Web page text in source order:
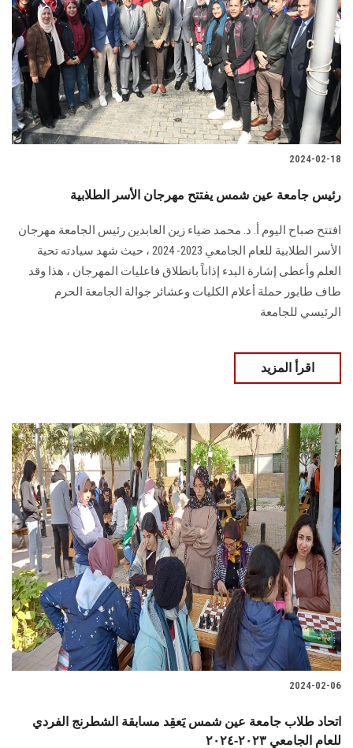
2024-02-18
رئيس جامعة عين شمس يفتتح مهرجان الأسر الطلابية
افتتح صباح اليوم أ. د. محمد ضياء زين العابدين رئيس الجامعة مهرجان
الأسر ‏الطلابية للعام الجامعي 2023- 2024‏‎ ‎، حيث شهد سيادته تحية
العلم وأعطى إشارة البدء إذاناً ‏بانطلاق فاعليات المهرجان ‏، هذا وقد
طاف طابور حملة أعلام الكليات وعشائر جوالة الجامعة الحرم
الرئيسي للجامعة‎
اقرأ المزيد
2024-02-06
اتحاد طلاب جامعة عين شمس يَعقِد مسابقة الشطرنج الفردي
للعام الجامعي ٢٠٢٣-٢٠٢٤